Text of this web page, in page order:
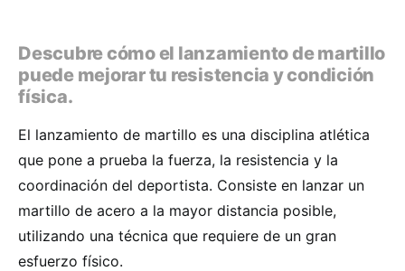
Descubre cómo el lanzamiento de martillo
puede mejorar tu resistencia y condición
física.
El lanzamiento de martillo es una disciplina atlética
que pone a prueba la fuerza, la resistencia y la
coordinación del deportista. Consiste en lanzar un
martillo de acero a la mayor distancia posible,
utilizando una técnica que requiere de un gran
esfuerzo físico.